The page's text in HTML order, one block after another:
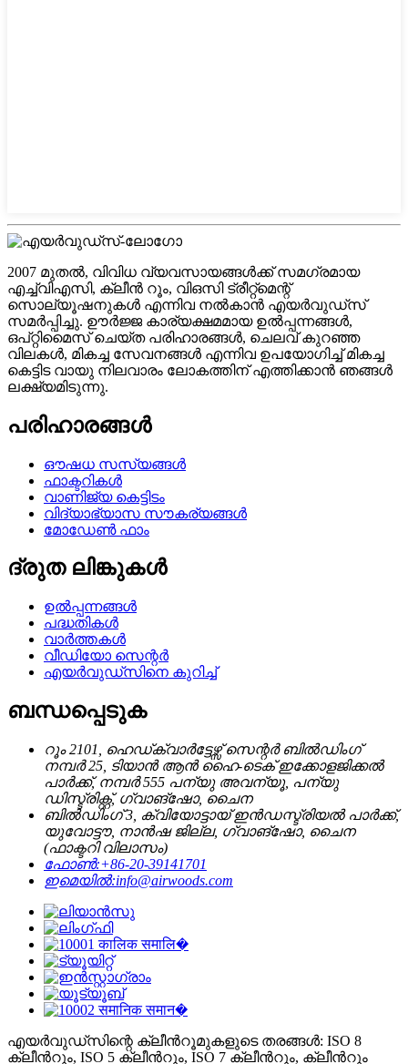
2007 മുതൽ, വിവിധ വ്യവസായങ്ങൾക്ക് സമഗ്രമായ
എച്ച്‌വി‌എസി, ക്ലീൻ റൂം, വി‌ഒ‌സി ട്രീറ്റ്‌മെന്റ്
സൊല്യൂഷനുകൾ എന്നിവ നൽകാൻ എയർവുഡ്‌സ്
സമർപ്പിച്ചു. ഊർജ്ജ കാര്യക്ഷമമായ ഉൽപ്പന്നങ്ങൾ,
ഒപ്റ്റിമൈസ് ചെയ്ത പരിഹാരങ്ങൾ, ചെലവ് കുറഞ്ഞ
വിലകൾ, മികച്ച സേവനങ്ങൾ എന്നിവ ഉപയോഗിച്ച് മികച്ച
കെട്ടിട വായു നിലവാരം ലോകത്തിന് എത്തിക്കാൻ ഞങ്ങൾ
ലക്ഷ്യമിടുന്നു.
പരിഹാരങ്ങൾ
ഔഷധ സസ്യങ്ങൾ
ഫാക്ടറികൾ
വാണിജ്യ കെട്ടിടം
വിദ്യാഭ്യാസ സൗകര്യങ്ങൾ
മോഡേൺ ഫാം
ദ്രുത ലിങ്കുകൾ
ഉൽപ്പന്നങ്ങൾ
പദ്ധതികൾ
വാർത്തകൾ
വീഡിയോ സെന്റർ
എയർവുഡ്സിനെ കുറിച്ച്
ബന്ധപ്പെടുക
റൂം 2101, ഹെഡ്ക്വാർട്ടേഴ്സ് സെന്റർ ബിൽഡിംഗ്
നമ്പർ 25, ടിയാൻ ആൻ ഹൈ-ടെക് ഇക്കോളജിക്കൽ
പാർക്ക്, നമ്പർ 555 പന്യു അവന്യൂ, പന്യു
ഡിസ്ട്രിക്റ്റ്, ഗ്വാങ്‌ഷോ, ചൈന
ബിൽഡിംഗ് 3, ക്വിയോട്ടായ് ഇൻഡസ്ട്രിയൽ പാർക്ക്,
യുവോട്ടൗ, നാൻഷ ജില്ല, ഗ്വാങ്‌ഷോ, ചൈന
(ഫാക്ടറി വിലാസം)
ഫോൺ:+86-20-39141701
ഇമെയിൽ:info@airwoods.com
എയർവുഡ്‌സിന്റെ ക്ലീൻറൂമുകളുടെ തരങ്ങൾ: ISO 8
ക്ലീൻറൂം, ISO 5 ക്ലീൻറൂം, ISO 7 ക്ലീൻറൂം, ക്ലീൻറൂം